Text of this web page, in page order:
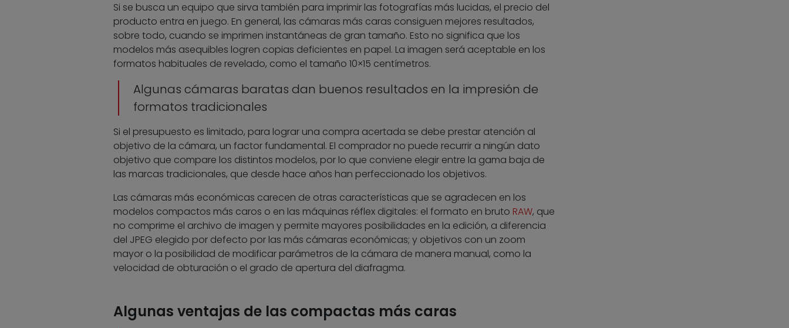
Si se busca un equipo que sirva también para imprimir las fotografías más lucidas, el precio del
producto entra en juego. En general, las cámaras más caras consiguen mejores resultados,
sobre todo, cuando se imprimen instantáneas de gran tamaño. Esto no significa que los
modelos más asequibles logren copias deficientes en papel. La imagen será aceptable en los
formatos habituales de revelado, como el tamaño 10×15 centímetros.
Algunas cámaras baratas dan buenos resultados en la impresión de
formatos tradicionales
Si el presupuesto es limitado, para lograr una compra acertada se debe prestar atención al
objetivo de la cámara, un factor fundamental. El comprador no puede recurrir a ningún dato
objetivo que compare los distintos modelos, por lo que conviene elegir entre la gama baja de
las marcas tradicionales, que desde hace años han perfeccionado los objetivos.
Las cámaras más económicas carecen de otras características que se agradecen en los
modelos compactos más caros o en las máquinas réflex digitales: el formato en bruto RAW, que
no comprime el archivo de imagen y permite mayores posibilidades en la edición, a diferencia
del JPEG elegido por defecto por las más cámaras económicas; y objetivos con un zoom
mayor o la posibilidad de modificar parámetros de la cámara de manera manual, como la
velocidad de obturación o el grado de apertura del diafragma.
Algunas ventajas de las compactas más caras